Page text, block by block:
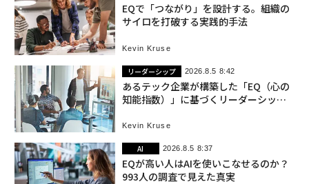
EQで「つながり」を設計する。組織の
サイロを打破する実践的手法
Kevin Kruse
リーダーシップ 2026.8.5 8:42
あるテック企業が構築した「EQ（心の
知能指数）」に基づくリーダーシップ
Kevin Kruse
AI 2026.8.5 8:37
EQが高い人はAIを使いこなせるのか？
993人の調査で見えた真実